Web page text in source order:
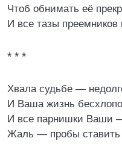
Чтоб обнимать её
И все тазы преемников
* * *
Хвала судьбе —
И Ваша жизнь
И все парнишки Ваши
Жаль — пробы ставить